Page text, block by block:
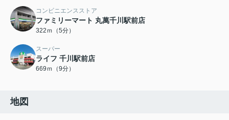
コンビニエンスストア
ファミリーマート 丸萬千川駅前店
322ｍ（5分）
スーパー
ライフ 千川駅前店
669ｍ（9分）
地図